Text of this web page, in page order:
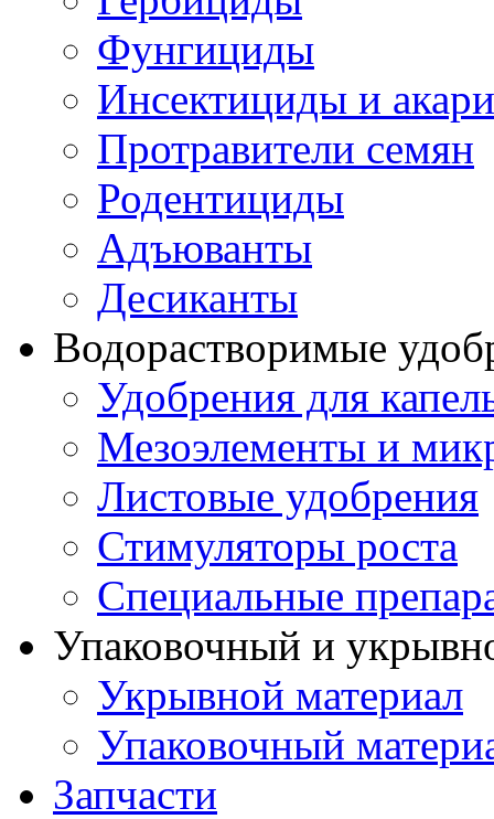
Фунгициды
Инсектициды и
Протравители семян
Родентициды
Адъюванты
Десиканты
Водорастворимые
Удобрения для
Мезоэлементы и
Листовые удобрения
Стимуляторы роста
Специальные
Упаковочный и
Укрывной материал
Упаковочный
Запчасти